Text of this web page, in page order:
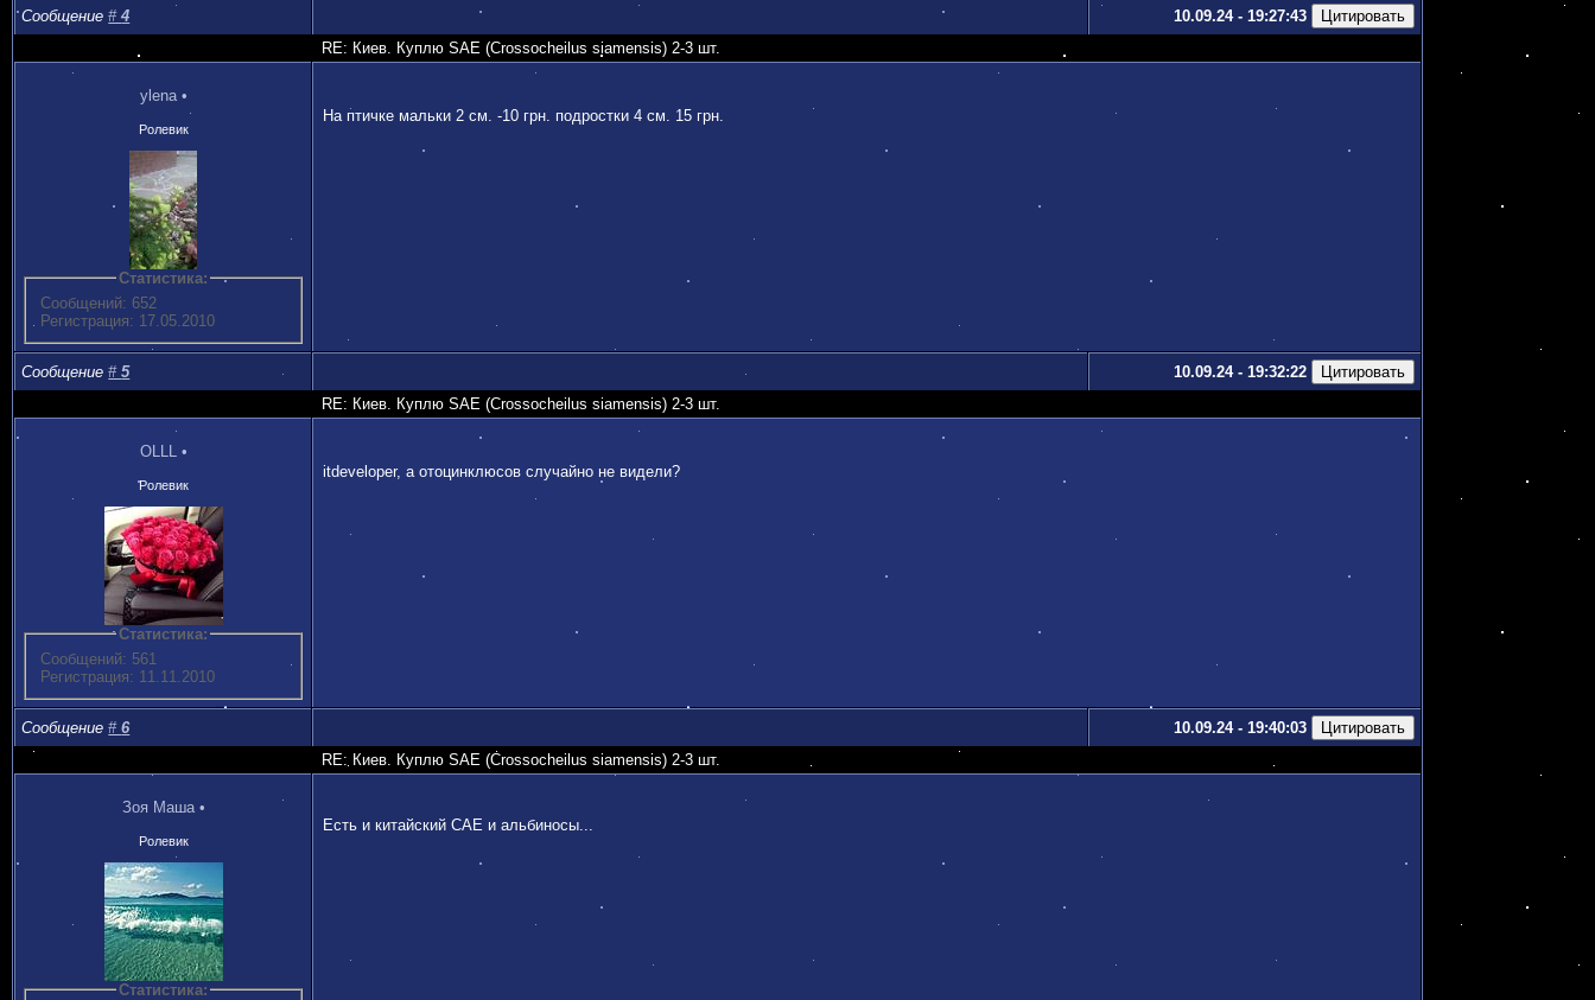
Сообщение#4
10.09.24 - 19:27:43
RE: Киев. Куплю SAE (Crossocheilus siamensis) 2-3 шт.
ylena •
Ролевик
Статистика:
Сообщений: 652
Регистрация: 17.05.2010
На птичке мальки 2 см. -10 грн. подростки 4 см. 15 грн.
Сообщение#5
10.09.24 - 19:32:22
RE: Киев. Куплю SAE (Crossocheilus siamensis) 2-3 шт.
OLLL •
Ролевик
Статистика:
Сообщений: 561
Регистрация: 11.11.2010
itdeveloper, a отоцинклюсов случайно не видели?
Сообщение#6
10.09.24 - 19:40:03
RE: Киев. Куплю SAE (Crossocheilus siamensis) 2-3 шт.
Зоя Маша •
Ролевик
Статистика:
Есть и китайский САЕ и альбиносы...